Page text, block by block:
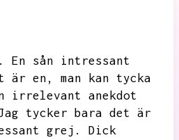
En sån intressant
är en,
man kan tycka
irrelevant anekdot
tycker bara det är
grej.
Dick